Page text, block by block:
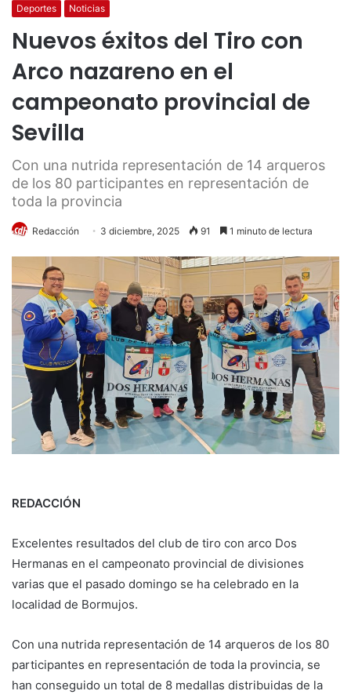
Deportes Noticias
Nuevos éxitos del Tiro con
Arco nazareno en el
campeonato provincial de
Sevilla
Con una nutrida representación de 14 arqueros
de los 80 participantes en representación de
toda la provincia
Redacción 3 diciembre, 2025 91 1 minuto de lectura
REDACCIÓN
Excelentes resultados del club de tiro con arco Dos
Hermanas en el campeonato provincial de divisiones
varias que el pasado domingo se ha celebrado en la
localidad de Bormujos.
Con una nutrida representación de 14 arqueros de los 80
participantes en representación de toda la provincia, se
han conseguido un total de 8 medallas distribuidas de la